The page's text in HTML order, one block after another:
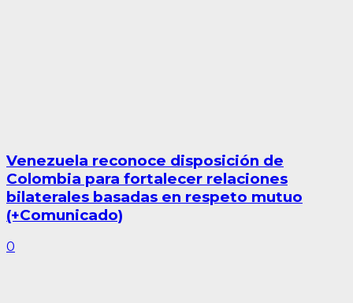
Venezuela reconoce disposición de
Colombia para fortalecer relaciones
bilaterales basadas en respeto mutuo
(+Comunicado)
0